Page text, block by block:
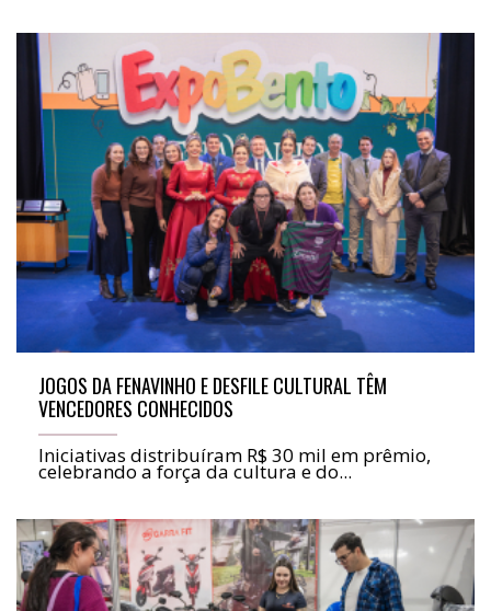
JOGOS DA FENAVINHO E DESFILE CULTURAL TÊM
VENCEDORES CONHECIDOS
Iniciativas distribuíram R$ 30 mil em prêmio,
celebrando a força da cultura e do...